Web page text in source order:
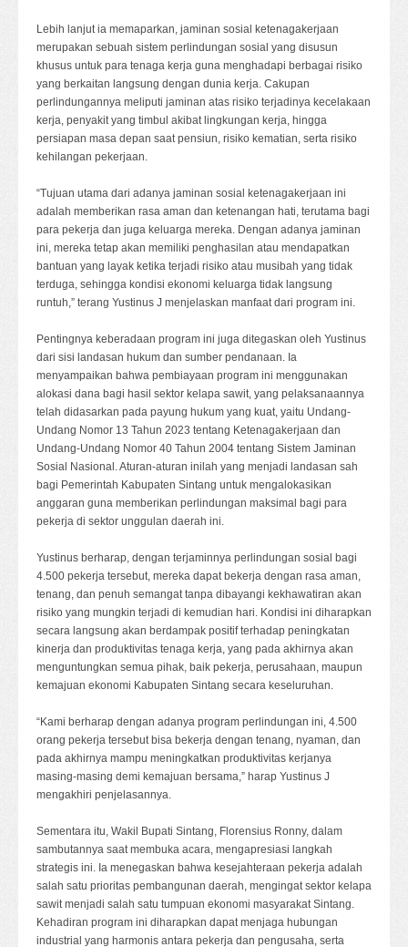
Lebih lanjut ia memaparkan, jaminan sosial ketenagakerjaan
merupakan sebuah sistem perlindungan sosial yang disusun
khusus untuk para tenaga kerja guna menghadapi berbagai risiko
yang berkaitan langsung dengan dunia kerja. Cakupan
perlindungannya meliputi jaminan atas risiko terjadinya kecelakaan
kerja, penyakit yang timbul akibat lingkungan kerja, hingga
persiapan masa depan saat pensiun, risiko kematian, serta risiko
kehilangan pekerjaan.
“Tujuan utama dari adanya jaminan sosial ketenagakerjaan ini
adalah memberikan rasa aman dan ketenangan hati, terutama bagi
para pekerja dan juga keluarga mereka. Dengan adanya jaminan
ini, mereka tetap akan memiliki penghasilan atau mendapatkan
bantuan yang layak ketika terjadi risiko atau musibah yang tidak
terduga, sehingga kondisi ekonomi keluarga tidak langsung
runtuh,” terang Yustinus J menjelaskan manfaat dari program ini.
Pentingnya keberadaan program ini juga ditegaskan oleh Yustinus
dari sisi landasan hukum dan sumber pendanaan. Ia
menyampaikan bahwa pembiayaan program ini menggunakan
alokasi dana bagi hasil sektor kelapa sawit, yang pelaksanaannya
telah didasarkan pada payung hukum yang kuat, yaitu Undang-
Undang Nomor 13 Tahun 2023 tentang Ketenagakerjaan dan
Undang-Undang Nomor 40 Tahun 2004 tentang Sistem Jaminan
Sosial Nasional. Aturan-aturan inilah yang menjadi landasan sah
bagi Pemerintah Kabupaten Sintang untuk mengalokasikan
anggaran guna memberikan perlindungan maksimal bagi para
pekerja di sektor unggulan daerah ini.
Yustinus berharap, dengan terjaminnya perlindungan sosial bagi
4.500 pekerja tersebut, mereka dapat bekerja dengan rasa aman,
tenang, dan penuh semangat tanpa dibayangi kekhawatiran akan
risiko yang mungkin terjadi di kemudian hari. Kondisi ini diharapkan
secara langsung akan berdampak positif terhadap peningkatan
kinerja dan produktivitas tenaga kerja, yang pada akhirnya akan
menguntungkan semua pihak, baik pekerja, perusahaan, maupun
kemajuan ekonomi Kabupaten Sintang secara keseluruhan.
“Kami berharap dengan adanya program perlindungan ini, 4.500
orang pekerja tersebut bisa bekerja dengan tenang, nyaman, dan
pada akhirnya mampu meningkatkan produktivitas kerjanya
masing-masing demi kemajuan bersama,” harap Yustinus J
mengakhiri penjelasannya.
Sementara itu, Wakil Bupati Sintang, Florensius Ronny, dalam
sambutannya saat membuka acara, mengapresiasi langkah
strategis ini. Ia menegaskan bahwa kesejahteraan pekerja adalah
salah satu prioritas pembangunan daerah, mengingat sektor kelapa
sawit menjadi salah satu tumpuan ekonomi masyarakat Sintang.
Kehadiran program ini diharapkan dapat menjaga hubungan
industrial yang harmonis antara pekerja dan pengusaha, serta